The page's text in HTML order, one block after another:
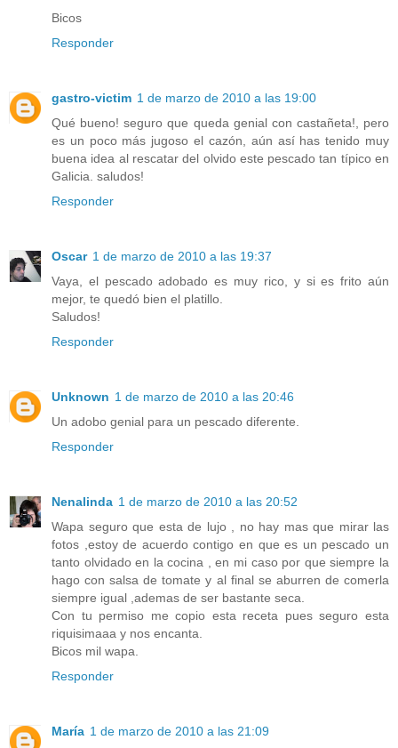
Bicos
Responder
gastro-victim 1 de marzo de 2010 a las 19:00
Qué bueno! seguro que queda genial con castañeta!, pero
es un poco más jugoso el cazón, aún así has tenido muy
buena idea al rescatar del olvido este pescado tan típico en
Galicia. saludos!
Responder
Oscar 1 de marzo de 2010 a las 19:37
Vaya, el pescado adobado es muy rico, y si es frito aún
mejor, te quedó bien el platillo.
Saludos!
Responder
Unknown 1 de marzo de 2010 a las 20:46
Un adobo genial para un pescado diferente.
Responder
Nenalinda 1 de marzo de 2010 a las 20:52
Wapa seguro que esta de lujo , no hay mas que mirar las
fotos ,estoy de acuerdo contigo en que es un pescado un
tanto olvidado en la cocina , en mi caso por que siempre la
hago con salsa de tomate y al final se aburren de comerla
siempre igual ,ademas de ser bastante seca.
Con tu permiso me copio esta receta pues seguro esta
riquisimaaa y nos encanta.
Bicos mil wapa.
Responder
María 1 de marzo de 2010 a las 21:09